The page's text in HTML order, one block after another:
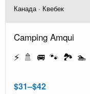
Канада · Квебек
Camping Amqui
⚡ 🚿 🚐 🐾 🏞️ 🏊
$31–$42